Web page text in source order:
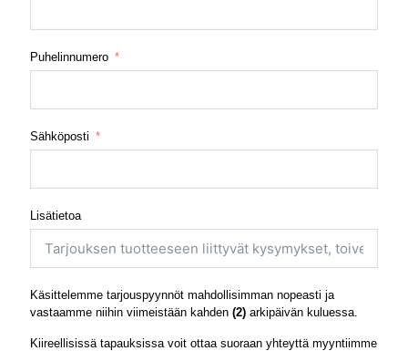
Puhelinnumero
Sähköposti
Lisätietoa
Käsittelemme tarjouspyynnöt mahdollisimman nopeasti ja
vastaamme niihin viimeistään kahden (2) arkipäivän kuluessa.
Kiireellisissä tapauksissa voit ottaa suoraan yhteyttä myyntiimme